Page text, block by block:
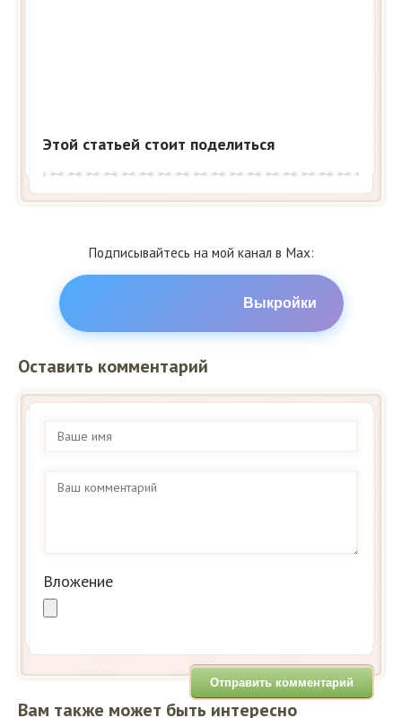
Этой статьей стоит поделиться
Подписывайтесь на мой канал в Max:
Выкройки
Оставить комментарий
Вложение
Вам также может быть интересно